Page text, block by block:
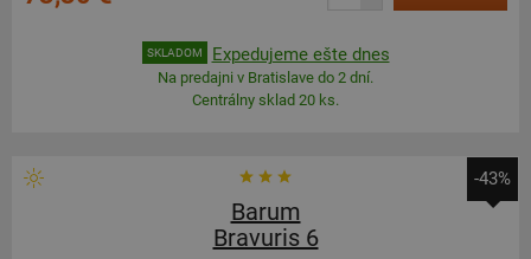
SKLADOM Expedujeme ešte dnes
Na predajni v Bratislave do 2 dní.
Centrálny sklad 20 ks.
-43%
Barum
Bravuris 6